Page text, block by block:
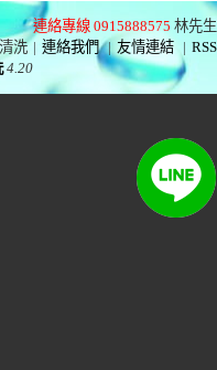
連絡專線 0915888575 林先生
洗 | 連絡我們 | 友情連結 | RSS
4.20